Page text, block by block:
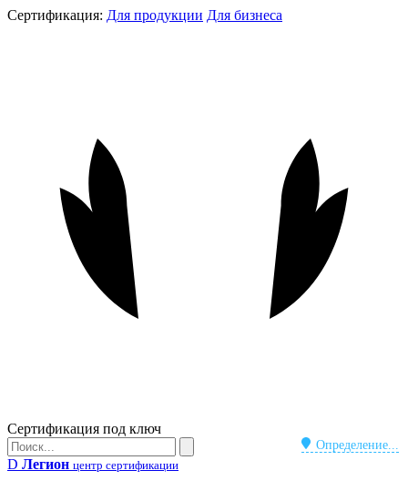
Сертификация: Для продукции Для бизнеса
Бейдж
Сертификация под ключ
Определение...
Поиск
Поиск
D Легион центр сертификации